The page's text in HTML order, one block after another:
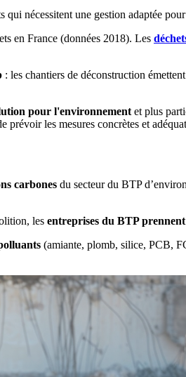
qui nécessitent une gestion adaptée
en France (données 2018). Les
: les chantiers de déconstruction
pour l'environnementet plus
les mesures concrètes et
carbones du secteur du BTP
les entreprises du BTP prennent
(amiante, plomb, silice, PCB,